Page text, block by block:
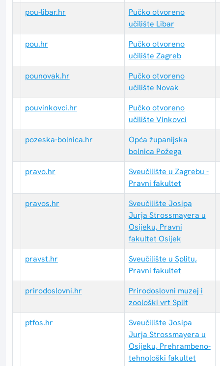
pou-libar.hr
Pučko otvoreno
učilište Libar
pou.hr
Pučko otvoreno
učilište Zagreb
pounovak.hr
Pučko otvoreno
učilište Novak
pouvinkovci.hr
Pučko otvoreno
učilište Vinkovci
pozeska-bolnica.hr
Opća županijska
bolnica Požega
pravo.hr
Sveučilište u Zagrebu -
Pravni fakultet
pravos.hr
Sveučilište Josipa
Jurja Strossmayera u
Osijeku, Pravni
fakultet Osijek
pravst.hr
Sveučilište u Splitu,
Pravni fakultet
prirodoslovni.hr
Prirodoslovni muzej i
zoološki vrt Split
ptfos.hr
Sveučilište Josipa
Jurja Strossmayera u
Osijeku, Prehrambeno-
tehnološki fakultet